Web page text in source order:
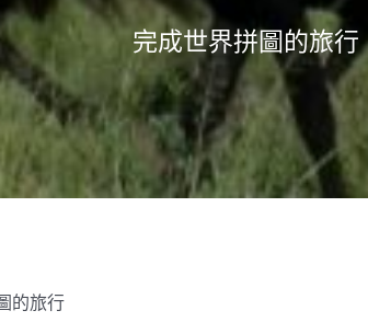
完成世界拼圖的旅行
的旅行